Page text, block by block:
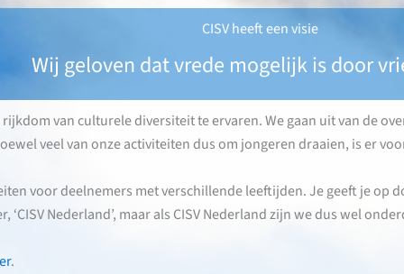
CISV heeft een visie
Wij geloven dat vrede mogelijk is door
van culturele diversiteit te ervaren. We gaan uit van de
veel van onze activiteiten dus om jongeren draaien, is er
voor deelnemers met verschillende leeftijden. Je geeft je op
‘CISV Nederland’, maar als CISV Nederland zijn we dus wel
.